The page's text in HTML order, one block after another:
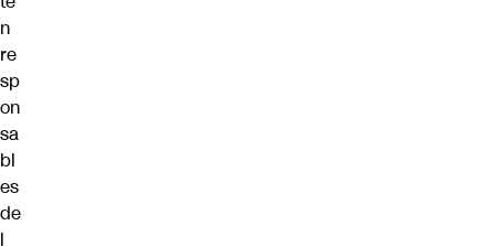
n
re
sp
on
sa
bl
es
de
l